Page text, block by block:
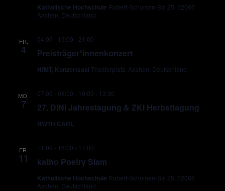
Katholische Hochschule Robert-Schuman-Str. 25, 52066
Aachen, Deutschland
FR.
4 Preisträger*innenkonzert
04.09 - 19:00 - 21:00
HfMT, Konzertsaal Theaterplatz, Aachen, Deutschland
MO.
7 27. DINI Jahrestagung & ZKI Herbsttagung
07.09 - 08:00 - 10.09 - 13:30
RWTH CARL
FR.
11 katho Poetry Slam
11.09 - 16:00 - 17:00
Katholische Hochschule Robert-Schuman-Str. 25, 52066
Aachen, Deutschland